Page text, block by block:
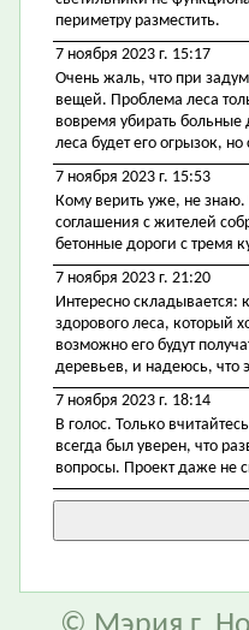
периметру разместить.
7 ноября 2023 г. 15:17
Очень жаль, что при
вещей. Проблема леса
вовремя убирать больные
леса будет его огрызок,
7 ноября 2023 г. 15:53
Кому верить уже, не знаю.
соглашения с жителей
бетонные дороги с тремя
7 ноября 2023 г. 21:20
Интересно складывается:
здорового леса, который
возможно его будут
деревьев, и надеюсь, что
7 ноября 2023 г. 18:14
В голос. Только
всегда был уверен, что
вопросы. Проект даже не